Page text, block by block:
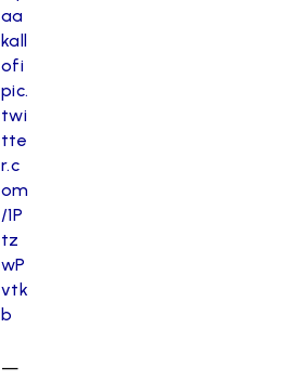
aa
kall
ofi
pic.
twi
tte
r.c
om
/1P
tz
wP
vtk
b
—